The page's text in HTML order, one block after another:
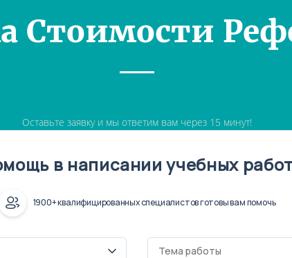
Стоимости
Оставьте заявку и мы ответим вам через 15 минут!
в написании учебных
1900+ квалифицированных специалистов готовы вам помочь